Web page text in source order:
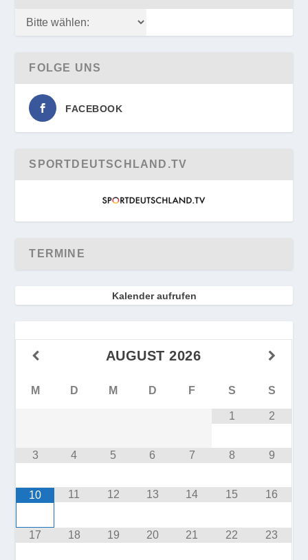
FOLGE UNS
FACEBOOK
SPORTDEUTSCHLAND.TV
TERMINE
Kalender aufrufen
AUGUST 2026
M D M D F S S
1 2
3 4 5 6 7 8 9
10 11 12 13 14 15 16
17 18 19 20 21 22 23